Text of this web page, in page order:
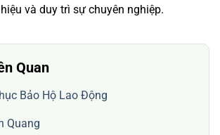
và duy trì sự chuyên nghiệp.
Quan
Bảo Hộ Lao Động
Quang